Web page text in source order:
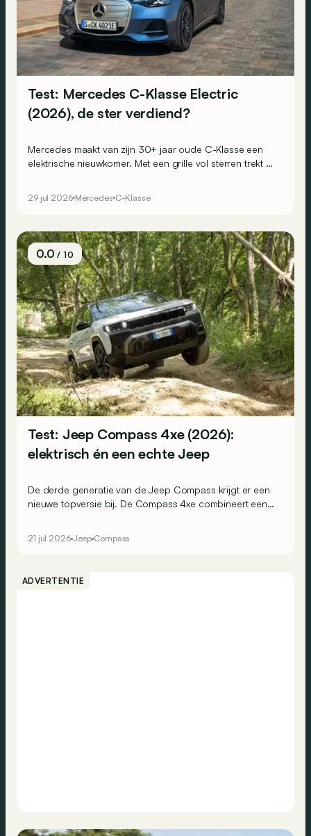
Test: Mercedes C-Klasse Electric
(2026), de ster verdiend?
Mercedes maakt van zijn 30+ jaar oude C-Klasse een
elektrische nieuwkomer. Met een grille vol sterren trekt hij
29 jul 2026 Mercedes C-Klasse
0.0/ 10
Test: Jeep Compass 4xe (2026):
elektrisch én een echte Jeep
De derde generatie van de Jeep Compass krijgt er een
nieuwe topversie bij. De Compass 4xe combineert een
Jeep die zijn naam eer aandoet?
21 jul 2026 Jeep Compass
ADVERTENTIE